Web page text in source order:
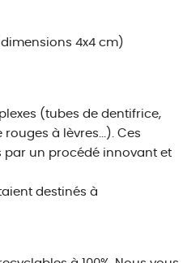
4x4 cm)
(tubes de dentifrice,
à lèvres...). Ces
par un procédé innovant et
destinés à